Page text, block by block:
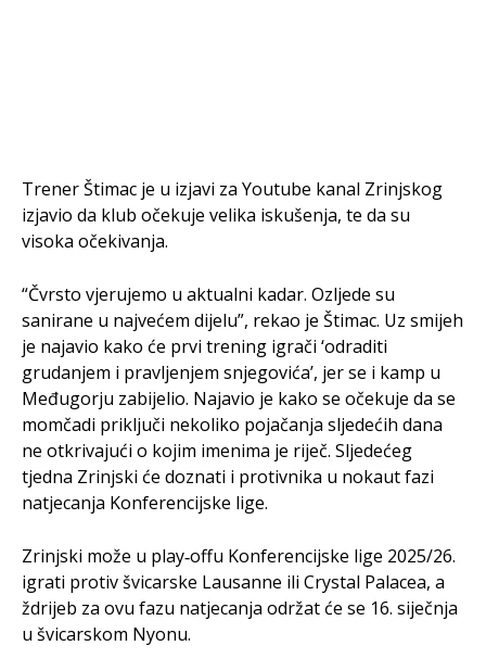
Trener Štimac je u izjavi za Youtube kanal Zrinjskog
izjavio da klub očekuje velika iskušenja, te da su
visoka očekivanja.
“Čvrsto vjerujemo u aktualni kadar. Ozljede su
sanirane u najvećem dijelu”, rekao je Štimac. Uz smijeh
je najavio kako će prvi trening igrači ‘odraditi
grudanjem i pravljenjem snjegovića’, jer se i kamp u
Međugorju zabijelio. Najavio je kako se očekuje da se
momčadi priključi nekoliko pojačanja sljedećih dana
ne otkrivajući o kojim imenima je riječ. Sljedećeg
tjedna Zrinjski će doznati i protivnika u nokaut fazi
natjecanja Konferencijske lige.
Zrinjski može u play‑offu Konferencijske lige 2025/26.
igrati protiv švicarske Lausanne ili Crystal Palacea, a
ždrijeb za ovu fazu natjecanja održat će se 16. siječnja
u švicarskom Nyonu.